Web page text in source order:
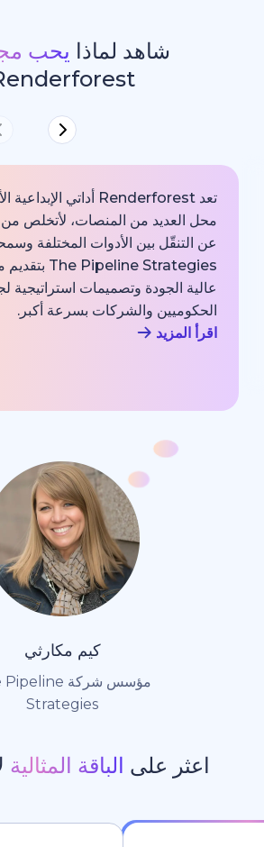
شاهد لماذايحب مجتمعنا
Renderforest
تعد Renderforest أداتي الإبداعية الأولى. لقد حلّت
من المنصات، لأتخلص من الإرهاق الناتج
بين الأدوات المختلفة وسمحت لشركتي
The Pipeline Strategies بتقديم مقاطع فيديو
وتصميمات استراتيجية لجميع العملاء
والشركات بسرعة أكبر.
مؤسس شركة The Pipeline
الباقة المثاليةلاحتياجاتك